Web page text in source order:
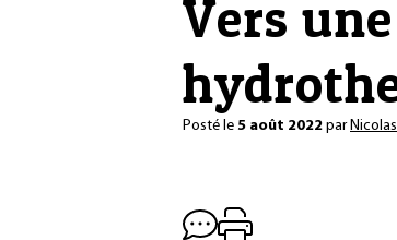
Vers
Posté le 5 août 2022 par